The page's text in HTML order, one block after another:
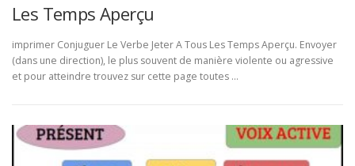
Les Temps Aperçu
imprimer Conjuguer Le Verbe Jeter A Tous Les Temps Aperçu. Envoyer
(dans une direction), le plus souvent de manière violente ou agressive
et pour atteindre trouvez sur cette page toutes …